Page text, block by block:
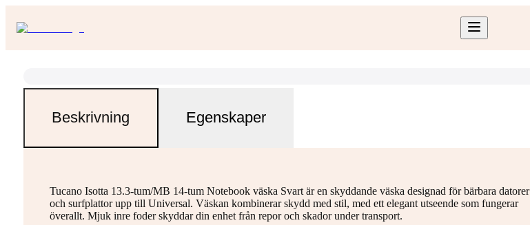
Beskrivning Egenskaper
Tucano Isotta 13.3-tum/MB 14-tum Notebook väska Svart är en skyddande väska designad för bärbara datorer
och surfplattor upp till Universal. Väskan kombinerar skydd med stil, med ett elegant utseende som fungerar
överallt. Mjuk inre foder skyddar din enhet från repor och skador under transport.